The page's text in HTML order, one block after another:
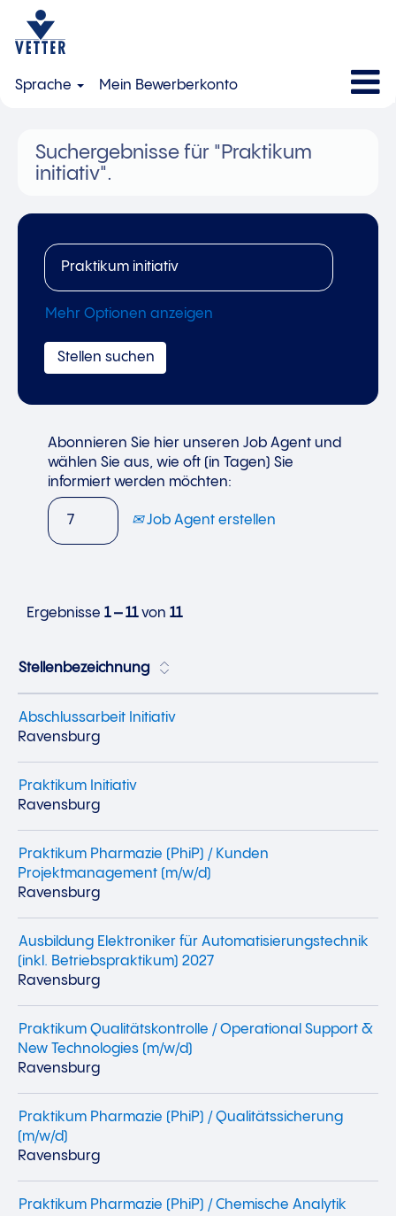
Sprache Mein Bewerberkonto
Suchergebnisse für "Praktikum
initiativ".
Mehr Optionen anzeigen
Abonnieren Sie hier unseren Job Agent und
wählen Sie aus, wie oft (in Tagen) Sie
informiert werden möchten:
Job Agent erstellen
Ergebnisse 1 – 11von 11
Stellenbezeichnung
Abschlussarbeit Initiativ
Ravensburg
Praktikum Initiativ
Ravensburg
Praktikum Pharmazie (PhiP) / Kunden
Projektmanagement (m/w/d)
Ravensburg
Ausbildung Elektroniker für Automatisierungstechnik
(inkl. Betriebspraktikum) 2027
Ravensburg
Praktikum Qualitätskontrolle / Operational Support &
New Technologies (m/w/d)
Ravensburg
Praktikum Pharmazie (PhiP) / Qualitätssicherung
(m/w/d)
Ravensburg
Praktikum Pharmazie (PhiP) / Chemische Analytik